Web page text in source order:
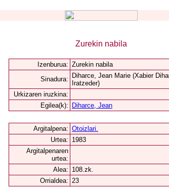
Zurekin nabila
Izenburua: Zurekin nabila
Sinadura:
Diharce, Jean Marie (Xabier
Iratzeder)
Urkizaren iruzkina:
Egilea(k):
Diharce, Jean
Argitalpena: Otoizlari.
Urtea: 1983
Argitalpenaren
urtea:
Alea: 108.zk.
Orrialdea: 23